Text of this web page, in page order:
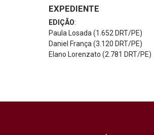
EXPEDIENTE
EDIÇÃO:
Paula Losada (1.652 DRT/PE)
Daniel França (3.120 DRT/PE)
Elano Lorenzato (2.781 DRT/PE)